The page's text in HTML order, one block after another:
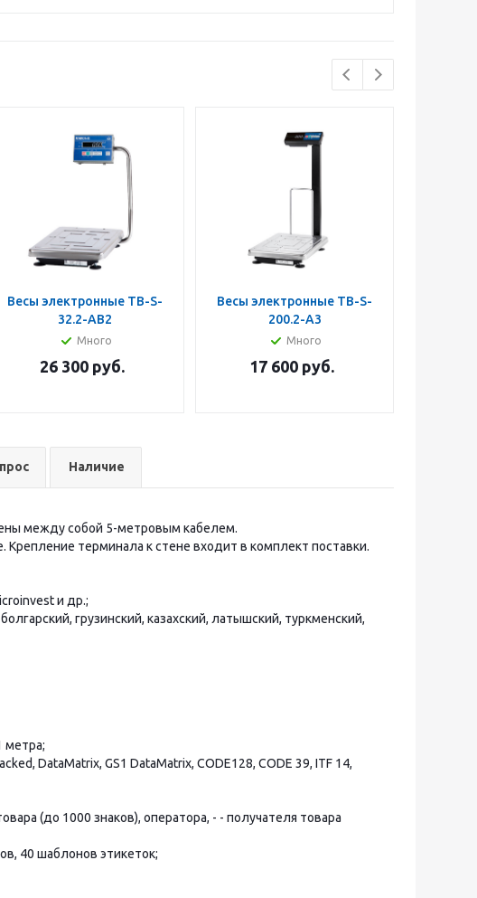
Весы электронные TB-S-
32.2-АB2
Много
26 300руб.
Весы электронные ТВ-S-
200.2-А3
Много
17 600руб.
Наличие
между собой 5-метровым кабелем.
терминала к стене входит в комплект поставки.
и др.;
грузинский, казахский, латышский, туркменский,
метра;
DataMatrix, GS1 DataMatrix, CODE128, CODE 39, ITF 14,
(до 1000 знаков), оператора, - - получателя товара
40 шаблонов этикеток;